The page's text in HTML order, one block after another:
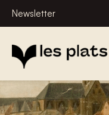
Newsletter